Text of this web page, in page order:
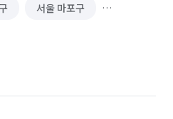
서울 마포구
인천 연수구